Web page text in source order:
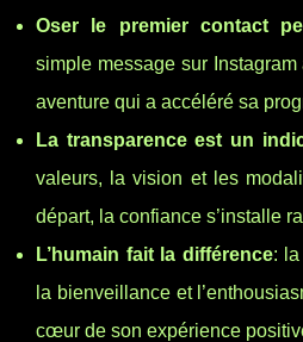
Oser le premier contact
simple message sur
aventure qui a accéléré sa
La transparence est un
valeurs, la vision et les
départ, la confiance s’installe
L’humain fait la différence: la
la bienveillance et
cœur de son expérience